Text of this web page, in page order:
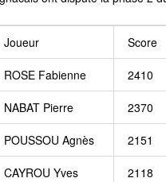
Joueur Score
ROSE Fabienne 2410
NABAT Pierre 2370
POUSSOU Agnès 2151
CAYROU Yves 2118